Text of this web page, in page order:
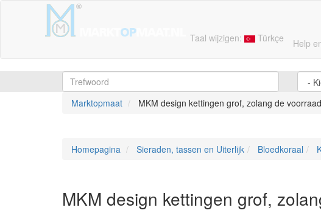
Taal wijzigen: Türkçe Help
Marktopmaat
MKM design kettingen grof, zolang de
Homepagina Sieraden, tassen en Uiterlijk Bloedkoraal
MKM design kettingen grof,